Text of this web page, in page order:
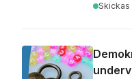
Skickas